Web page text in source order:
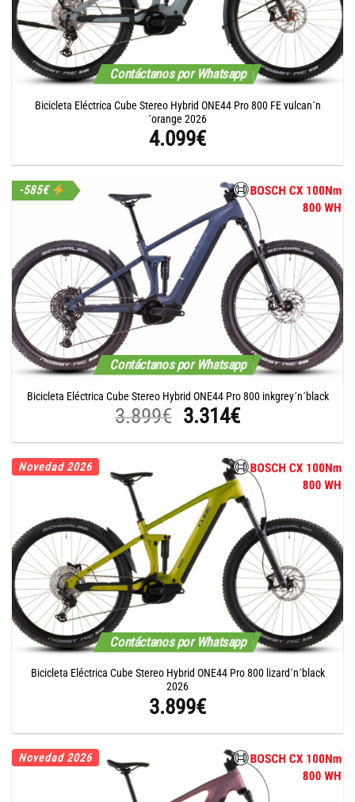
Contáctanos por Whatsapp
Bicicleta Eléctrica Cube Stereo Hybrid ONE44 Pro 800 FE vulcan´n
´orange 2026
4.099€
Contáctanos por Whatsapp
-585€
Bicicleta Eléctrica Cube Stereo Hybrid ONE44 Pro 800 inkgrey´n´black
3.899€ El
precio
original
3.899€.
3.314€El
precio
actual
es:
3.314€.
Contáctanos por Whatsapp
Novedad 2026
Bicicleta Eléctrica Cube Stereo Hybrid ONE44 Pro 800 lizard´n´black
2026
3.899€
Novedad 2026